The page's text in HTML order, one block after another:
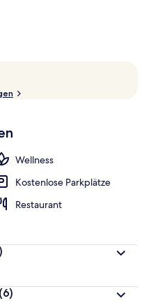
Wellness
Kostenlose Parkplätze
Restaurant
(6)